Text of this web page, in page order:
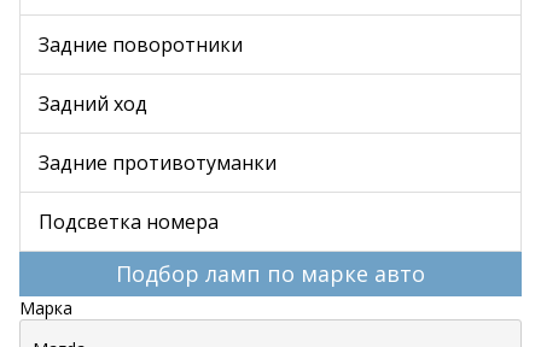
Задние поворотники
Задний ход
Задние противотуманки
Подсветка номера
Подбор ламп по марке авто
Марка